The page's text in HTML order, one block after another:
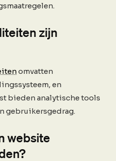
zijn
omvatten
en
bieden analytische tools
gebruikersgedrag.
website